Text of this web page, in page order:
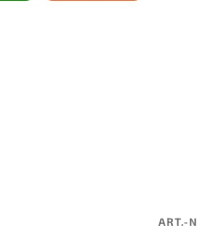
ART.-